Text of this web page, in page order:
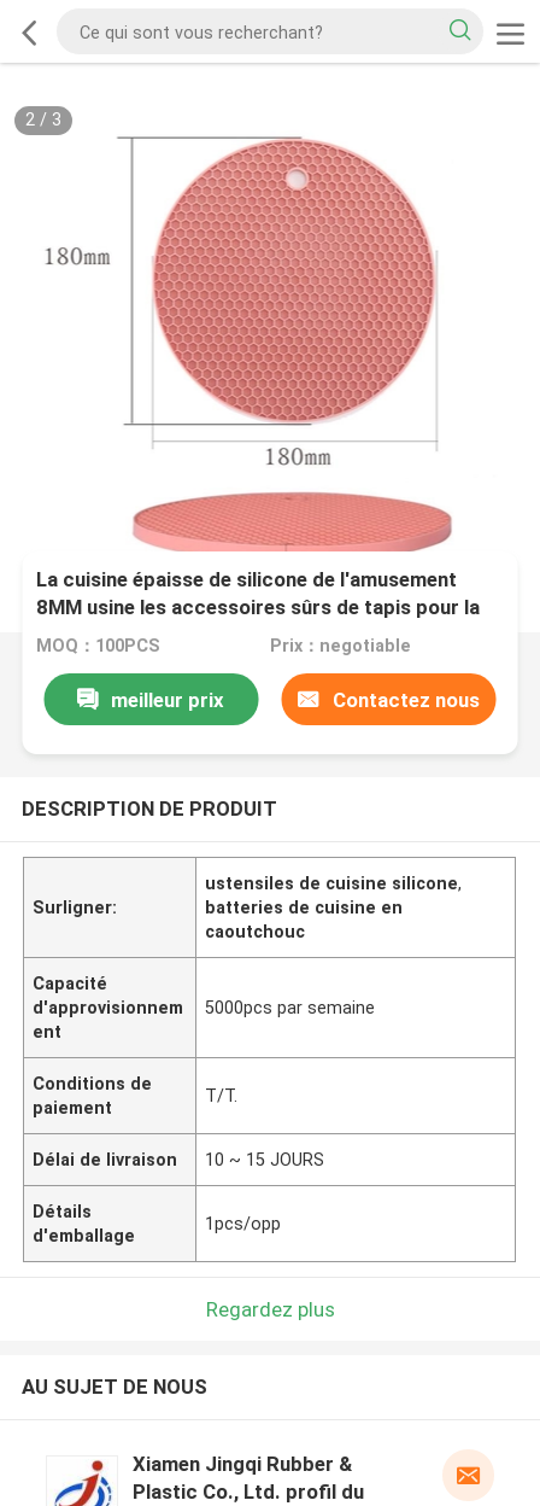
2/ 3
La cuisine épaisse de silicone de l'amusement
8MM usine les accessoires sûrs de tapis pour la
table de salle à manger
MOQ：100PCS Prix：negotiable
meilleur prix Contactez nous
DESCRIPTION DE PRODUIT
Surligner:
ustensiles de cuisine silicone,
batteries de cuisine en
caoutchouc
Capacité
d'approvisionnem
ent
5000pcs par semaine
Conditions de
paiement
T/T.
Délai de livraison 10 ~ 15 JOURS
Détails
d'emballage
1pcs/opp
Regardez plus
AU SUJET DE NOUS
Xiamen Jingqi Rubber &
Plastic Co., Ltd. profil du